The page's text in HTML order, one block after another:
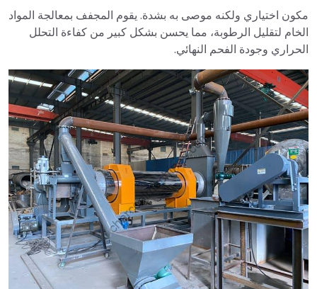
مكون اختياري ولكنه موصى به بشدة. يقوم المجفف بمعالجة المواد
الخام لتقليل الرطوبة، مما يحسن بشكل كبير من كفاءة التحلل
الحراري وجودة الفحم النهائي.